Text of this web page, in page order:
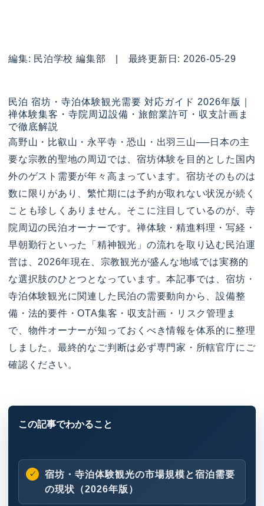
編集: 民泊学校 編集部 | 最終更新日: 2026-05-29
民泊 宿坊・寺泊体験観光需要 対応ガイド 2026年版｜
禅体験集客・寺院周辺設備・旅館業許可・収支計画ま
で徹底解説
高野山・比叡山・永平寺・恐山・出羽三山──日本の主
要な宗教的聖地の周辺では、宿坊体験を目的とした国内
外のゲスト需要が年々高まっています。宿坊そのものは
数に限りがあり、繁忙期には予約が取れない状況が続く
ことも珍しくありません。そこに注目しているのが、寺
院周辺の民泊オーナーです。禅体験・精進料理・写経・
早朝勤行といった「精神観光」の流れを取り込む民泊運
営は、2026年現在、宗教観光が盛んな地域では実務的
な選択肢のひとつとなっています。本記事では、宿坊・
寺泊体験観光に関連した民泊の需要動向から、設備整
備・法的要件・OTA集客・収支計画・リスク管理ま
で、物件オーナーが知っておくべき情報を体系的に整理
しました。最終的なご判断は必ず専門家・所轄官庁にご
確認ください。
宿坊・寺泊体験観光の市場規模と宿泊需要
の現状（2026年版）